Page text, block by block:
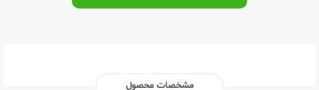
مشخصات محصول